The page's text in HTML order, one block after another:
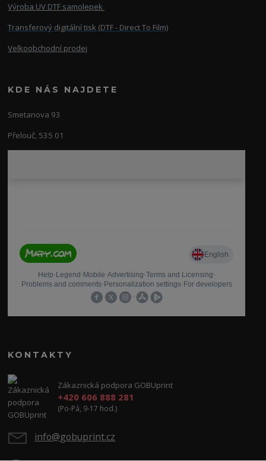
Výroba UV DTF samolepek
Transferový digitální tisk (DTF - Direct To Film)
Velkoobchodní prodej
KDE NÁS NAJDETE
Smetanova 93
Přelouč, 535 01
KONTAKTY
Zákaznická podpora GOBUprint
+420 606 888 281
(Po-Pá, 9-17 hod.)
info@gobuprint.cz